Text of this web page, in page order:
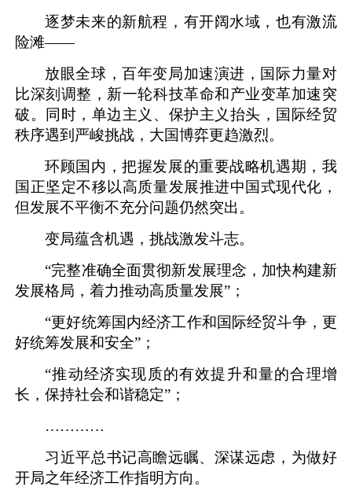
逐梦未来的新航程，有开阔水域，也有激流
险滩——
放眼全球，百年变局加速演进，国际力量对
比深刻调整，新一轮科技革命和产业变革加速突
破。同时，单边主义、保护主义抬头，国际经贸
秩序遇到严峻挑战，大国博弈更趋激烈。
环顾国内，把握发展的重要战略机遇期，我
国正坚定不移以高质量发展推进中国式现代化，
但发展不平衡不充分问题仍然突出。
变局蕴含机遇，挑战激发斗志。
“完整准确全面贯彻新发展理念，加快构建新
发展格局，着力推动高质量发展”；
“更好统筹国内经济工作和国际经贸斗争，更
好统筹发展和安全”；
“推动经济实现质的有效提升和量的合理增
长，保持社会和谐稳定”；
…………
习近平总书记高瞻远瞩、深谋远虑，为做好
开局之年经济工作指明方向。